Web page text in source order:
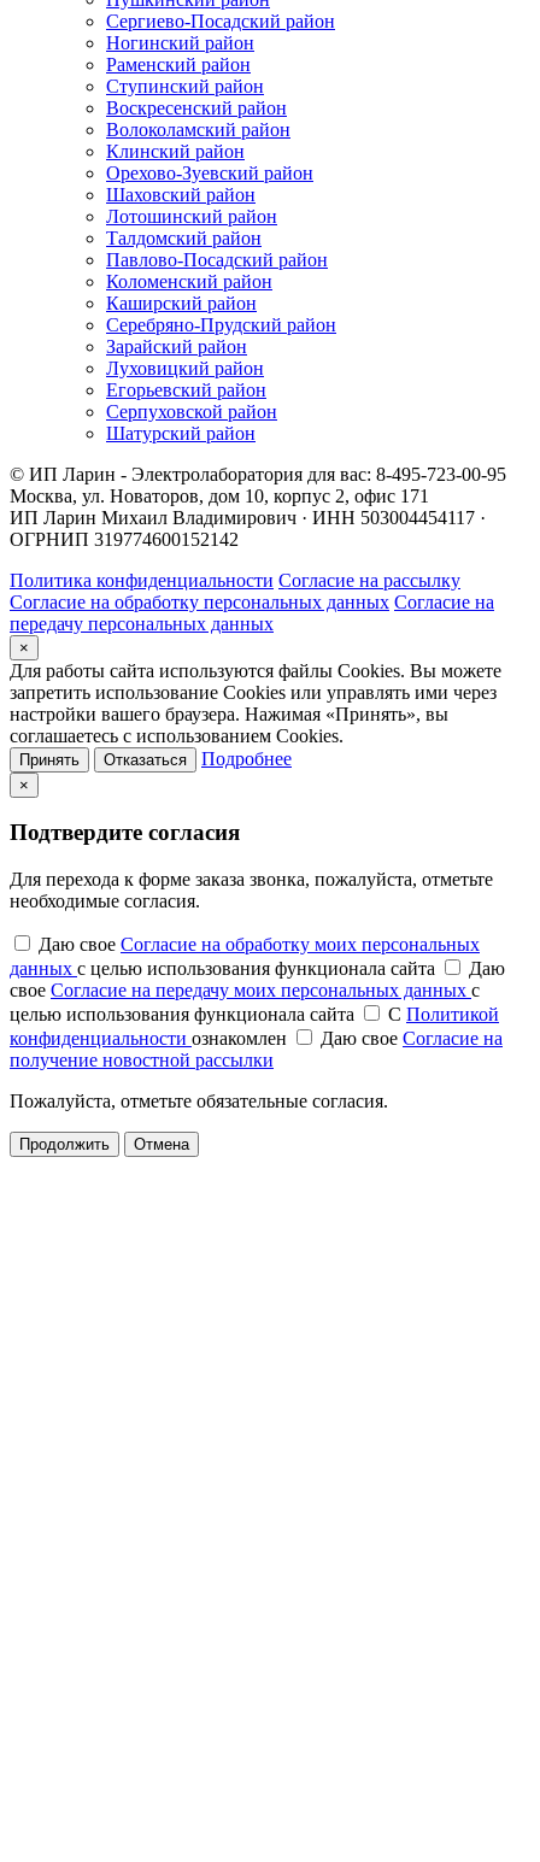
Сергиево-Посадский район
Ногинский район
Раменский район
Ступинский район
Воскресенский район
Волоколамский район
Клинский район
Орехово-Зуевский район
Шаховский район
Лотошинский район
Талдомский район
Павлово-Посадский район
Коломенский район
Каширский район
Серебряно-Прудский район
Зарайский район
Луховицкий район
Егорьевский район
Серпуховской район
Шатурский район
© ИП Ларин - Электролаборатория для вас: 8-495-723-00-95
Москва, ул. Новаторов, дом 10, корпус 2, офис 171
ИП Ларин Михаил Владимирович · ИНН 503004454117 ·
ОГРНИП 319774600152142
Политика конфиденциальности Согласие на рассылку
Согласие на обработку персональных данных Согласие на
передачу персональных данных
×
Для работы сайта используются файлы Cookies. Вы можете
запретить использование Cookies или управлять ими через
настройки вашего браузера. Нажимая «Принять», вы
соглашаетесь с использованием Cookies.
Принять Отказаться Подробнее
×
Подтвердите согласия
Для перехода к форме заказа звонка, пожалуйста, отметьте
необходимые согласия.
Даю свое Согласие на обработку моих персональных
данных с целью использования функционала сайта
Даю
свое Согласие на передачу моих персональных данных с
целью использования функционала сайта
С Политикой
конфиденциальности ознакомлен Даю свое Согласие на
получение новостной рассылки
Пожалуйста, отметьте обязательные согласия.
Продолжить Отмена